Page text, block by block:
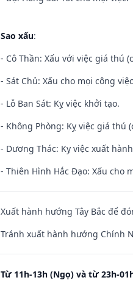
Sao xấu:
- Cô Thần: Xấu với việc giá thú
- Sát Chủ: Xấu cho mọi công
- Lỗ Ban Sát: Kỵ việc khởi tạo.
- Không Phòng: Kỵ việc giá thú
- Dương Thác: Kỵ việc xuất
- Thiên Hình Hắc Đạo: Xấu cho
Xuất hành hướng Tây Bắc để
Tránh xuất hành hướng Chính
Từ 11h-13h (Ngọ) và từ 23h-